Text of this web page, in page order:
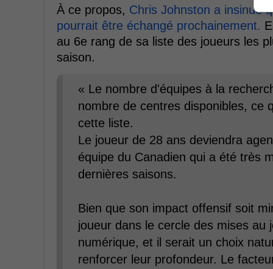
À ce propos, Chris Johnston a insinué
pourrait être échangé prochainement.
au 6e rang de sa liste des joueurs les
saison.
« Le nombre d'équipes à la
nombre de centres disponibles, ce
cette liste.
Le joueur de 28 ans deviendra
équipe du Canadien qui a été très
dernières saisons.
Bien que son impact offensif soit
joueur dans le cercle des mises
numérique, et il serait un choix
renforcer leur profondeur. Le